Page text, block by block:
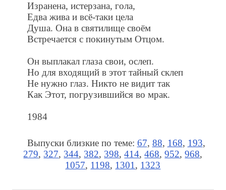
Изранена, истерзана, гола,
Едва жива и всё-таки цела
Душа. Она в святилище своём
Встречается с покинутым Отцом.
Он выплакал глаза свои, ослеп.
Но для входящий в этот тайный склеп
Не нужно глаз. Никто не видит так
Как Этот, погрузившийся во мрак.
1984
Выпуски близкие по теме: 67, 88, 168, 193,
279, 327, 344, 382, 398,414,468,952,968,
1057, 1198, 1301, 1323